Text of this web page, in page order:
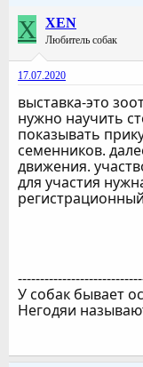
X XEN
Любитель собак
17.07.2020
выставка-это
нужно научить
показывать
семенников.
движения.
для участия
У собак бывает
Негодяи